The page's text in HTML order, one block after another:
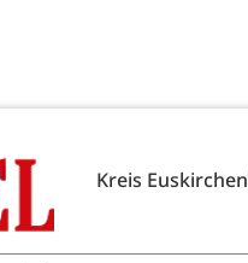
Kreis Euskirchen